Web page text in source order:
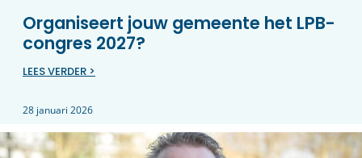
Organiseert jouw gemeente het LPB-
congres 2027?
LEES VERDER >
28 januari 2026